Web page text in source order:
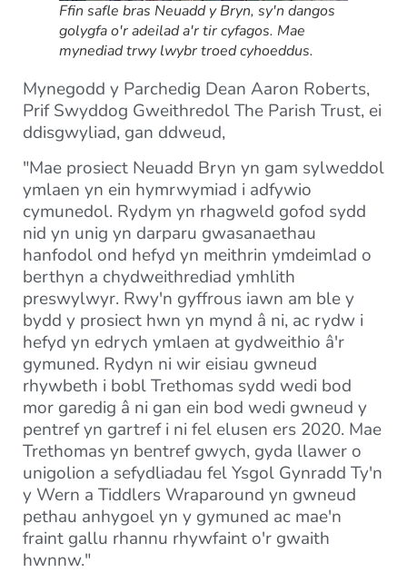
Ffin safle bras Neuadd y Bryn, sy'n dangos
golygfa o'r adeilad a'r tir cyfagos. Mae
mynediad trwy lwybr troed cyhoeddus.
Mynegodd y Parchedig Dean Aaron Roberts,
Prif Swyddog Gweithredol The Parish Trust, ei
ddisgwyliad, gan ddweud,
"Mae prosiect Neuadd Bryn yn gam sylweddol
ymlaen yn ein hymrwymiad i adfywio
cymunedol. Rydym yn rhagweld gofod sydd
nid yn unig yn darparu gwasanaethau
hanfodol ond hefyd yn meithrin ymdeimlad o
berthyn a chydweithrediad ymhlith
preswylwyr. Rwy'n gyffrous iawn am ble y
bydd y prosiect hwn yn mynd â ni, ac rydw i
hefyd yn edrych ymlaen at gydweithio â'r
gymuned. Rydyn ni wir eisiau gwneud
rhywbeth i bobl Trethomas sydd wedi bod
mor garedig â ni gan ein bod wedi gwneud y
pentref yn gartref i ni fel elusen ers 2020. Mae
Trethomas yn bentref gwych, gyda llawer o
unigolion a sefydliadau fel Ysgol Gynradd Ty'n
y Wern a Tiddlers Wraparound yn gwneud
pethau anhygoel yn y gymuned ac mae'n
fraint gallu rhannu rhywfaint o'r gwaith
hwnnw."